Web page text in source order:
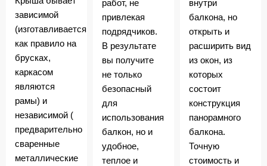
зависимой
(изготавливается
как правило на
брусках,
каркасом
являются
рамы) и
независимой (
предварительно
сваренные
металлические
работ, не
привлекая
подрядчиков.
В результате
вы получите
не только
безопасный
для
использования
балкон, но и
удобное,
теплое и
внутри
балкона, но
открыть и
расширить вид
из окон, из
которых
состоит
конструкция
панорамного
балкона.
Точную
стоимость и